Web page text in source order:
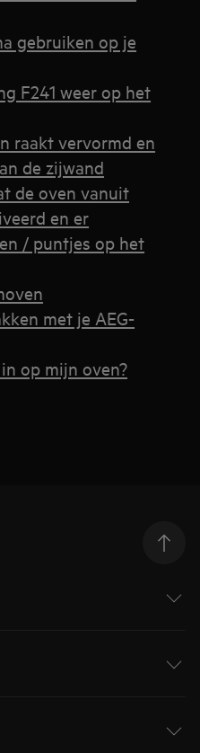
gebruiken op je
F241 weer op het
raakt vervormd en
de zijwand
de oven vanuit
en er
/ puntjes op het
met je AEG-
op mijn oven?